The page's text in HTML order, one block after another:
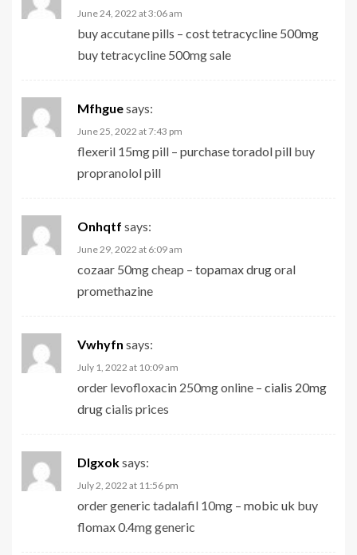
June 24, 2022 at 3:06 am
buy accutane pills – cost tetracycline 500mg
buy tetracycline 500mg sale
Mfhguesays:
June 25, 2022 at 7:43 pm
flexeril 15mg pill – purchase toradol pill buy
propranolol pill
Onhqtf says:
June 29, 2022 at 6:09 am
cozaar 50mg cheap – topamax drugoral
promethazine
Vwhyfn says:
July 1, 2022 at 10:09 am
order levofloxacin 250mg online – cialis 20mg
drugcialis prices
Dlgxoksays:
July 2, 2022 at 11:56 pm
order generic tadalafil 10mg – mobic uk buy
flomax 0.4mg generic